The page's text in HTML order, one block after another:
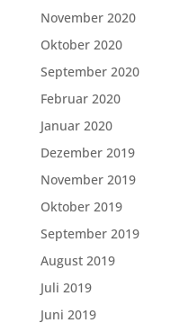
November 2020
Oktober 2020
September 2020
Februar 2020
Januar 2020
Dezember 2019
November 2019
Oktober 2019
September 2019
August 2019
Juli 2019
Juni 2019